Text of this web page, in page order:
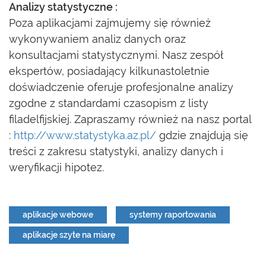
Analizy statystyczne :
Poza aplikacjami zajmujemy się również
wykonywaniem analiz danych oraz
konsultacjami statystycznymi. Nasz zespół
ekspertów, posiadający kilkunastoletnie
doświadczenie oferuje profesjonalne analizy
zgodne z standardami czasopism z listy
filadelfijskiej. Zapraszamy również na nasz portal
: http://www.statystyka.az.pl/ gdzie znajdują się
treści z zakresu statystyki, analizy danych i
weryfikacji hipotez.
aplikacje webowe systemy raportowania
aplikacje szyte na miarę